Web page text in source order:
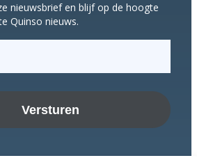
nieuwsbrief en blijf op de hoogte
Quinso nieuws.